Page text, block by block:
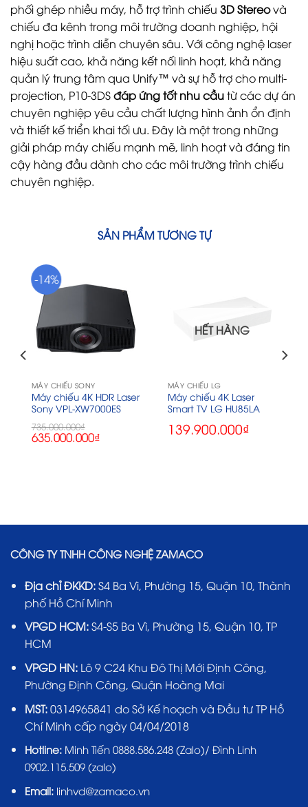
phối ghép nhiều máy, hỗ trợ trình chiếu 3D Stereovà
chiếu đa kênh trong môi trường doanh nghiệp, hội
nghị hoặc trình diễn chuyên sâu. Với công nghệ laser
hiệu suất cao, khả năng kết nối linh hoạt, khả năng
quản lý trung tâm qua Unify™ và sự hỗ trợ cho multi-
projection, P10-3DSđáp ứng tốt nhu cầutừ các dự án
chuyên nghiệp yêu cầu chất lượng hình ảnh ổn định
và thiết kế triển khai tối ưu. Đây là một trong những
giải pháp máy chiếu mạnh mẽ, linh hoạt và đáng tin
cậy hàng đầu dành cho các môi trường trình chiếu
chuyên nghiệp.
SẢN PHẨM TƯƠNG TỰ
-14%
MÁY CHIẾU SONY
Máy chiếu 4K HDR Laser
Sony VPL-XW7000ES
735.000.000₫
Giá
gốc
635.000.000₫Giá
hiện
HẾT HÀNG
MÁY CHIẾU LG
Máy chiếu 4K Laser
Smart TV LG HU85LA
139.900.000₫
CÔNG TY TNHH CÔNG NGHỆ ZAMACO
Địa chỉ ĐKKD:S4 Ba Vì, Phường 15, Quận 10, Thành
phố Hồ Chí Minh
VPGD HCM:S4-S5 Ba Vì, Phường 15, Quận 10, TP
HCM
VPGD HN:Lô 9 C24 Khu Đô Thị Mới Định Công,
Phường Định Công, Quận Hoàng Mai
MST:0314965841 do Sở Kế hoạch và Đầu tư TP Hồ
Chí Minh cấp ngày 04/04/2018
Hotline: Minh Tiến 0888.586.248 (Zalo)/ Đình Linh
0902.115.509 (zalo)
Email:linhvd@zamaco.vn